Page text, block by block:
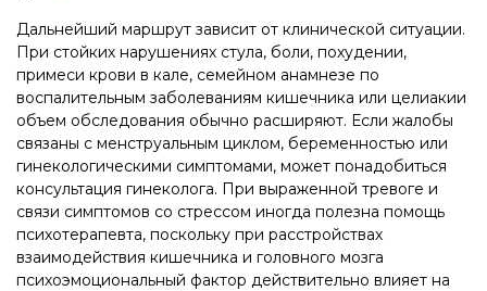
Дальнейший маршрут зависит от клинической ситуации.
При стойких нарушениях стула, боли, похудении,
примеси крови в кале, семейном анамнезе по
воспалительным заболеваниям кишечника или целиакии
объем обследования обычно расширяют. Если жалобы
связаны с менструальным циклом, беременностью или
гинекологическими симптомами, может понадобиться
консультация гинеколога. При выраженной тревоге и
связи симптомов со стрессом иногда полезна помощь
психотерапевта, поскольку при расстройствах
взаимодействия кишечника и головного мозга
психоэмоциональный фактор действительно влияет на